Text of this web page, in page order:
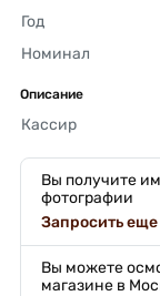
Год
Номинал
Описание
Кассир
Вы получите
фотографии
Запросить
Вы можете
магазине в